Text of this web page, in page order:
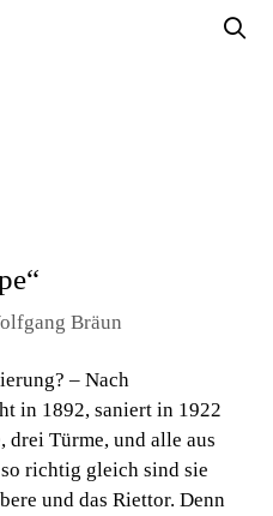
Bräun
– Nach
in 1892, saniert in 1922
drei Türme, und alle aus
richtig gleich sind sie
und das Riettor. Denn